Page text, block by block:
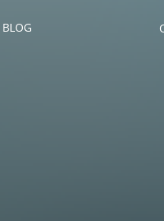
BLOG